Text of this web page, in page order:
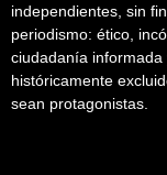
independientes, sin
periodismo: ético,
ciudadanía
históricamente
sean protagonistas.